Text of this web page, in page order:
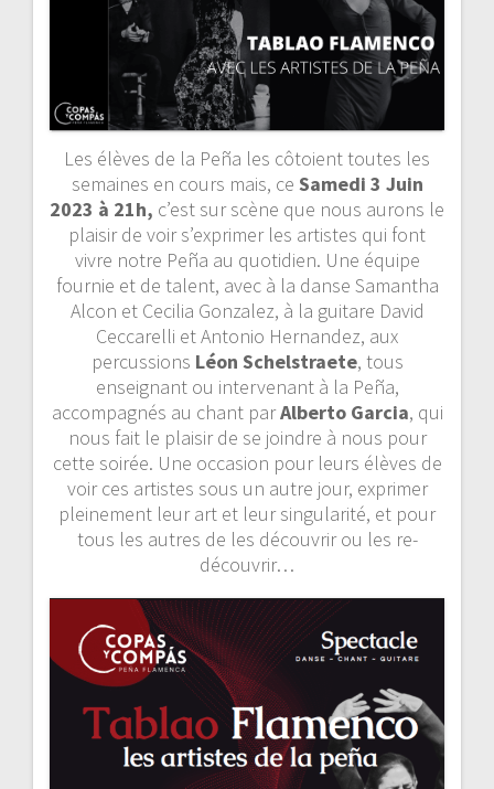
Les élèves de la Peña les côtoient toutes les
semaines en cours mais, ce Samedi 3 Juin
2023 à 21h, c’est sur scène que nous aurons le
plaisir de voir s’exprimer les artistes qui font
vivre notre Peña au quotidien. Une équipe
fournie et de talent, avec à la danse Samantha
Alcon et Cecilia Gonzalez, à la guitare David
Ceccarelli et Antonio Hernandez, aux
percussions Léon Schelstraete, tous
enseignant ou intervenant à la Peña,
accompagnés au chant parAlberto Garcia, qui
nous fait le plaisir de se joindre à nous pour
cette soirée. Une occasion pour leurs élèves de
voir ces artistes sous un autre jour, exprimer
pleinement leur art et leur singularité, et pour
tous les autres de les découvrir ou les re-
découvrir…
n
c